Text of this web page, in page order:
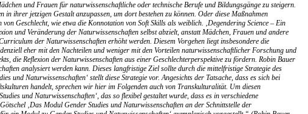
und Frauen für naturwissenschaftliche oder technische Berufe und Bildungsgänge zu steigern.
ihrer jetzigen Gestalt anzupassen, um dort bestehen zu können. Oder diese Maßnahmen
Geschlecht, wie etwa die Konnotation von Soft Skills als weiblich. ‚Degendering Science – Ein
und Veränderung der Naturwissenschaften selbst abzielt, anstatt Mädchen, Frauen und andere
der Naturwissenschaften erhöht werden. Diesem Vorgehen liegt insbesondere die
eher mit den Nachteilen und weniger mit den Vorteilen naturwissenschaftlicher Forschung und
die Reflexion der Naturwissenschaften aus einer Geschlechterperspektive zu fördern. Robin Bauer
analysiert werden kann. Dieses langfristige Ziel sollte durch die mittelfristige Strategie des
und Naturwissenschaften‘ stellt diese Strategie vor. Angesichts der Tatsache, dass es sich bei
handelt, sprechen wir hier im Folgenden auch von Transkulturalität. Um diesen
und Naturwissenschaften‘, das so flexibel gestaltet wurde, dass es in verschiedene
‚Das Modul Gender Studies und Naturwissenschaften an der Schnittstelle der